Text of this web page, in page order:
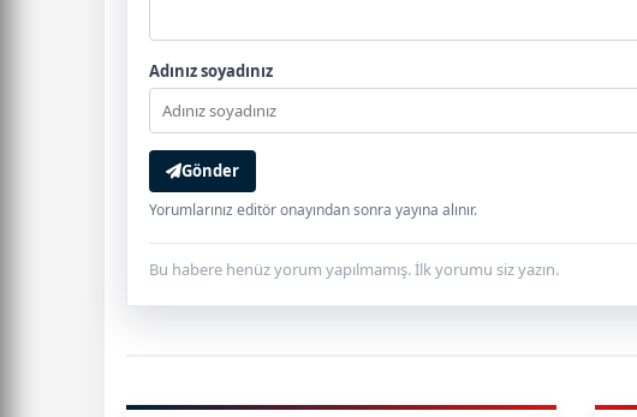
Adınız soyadınız
Gönder
Yorumlarınız editör onayından sonra yayına alınır.
Bu habere henüz yorum yapılmamış. İlk yorumu siz yazın.